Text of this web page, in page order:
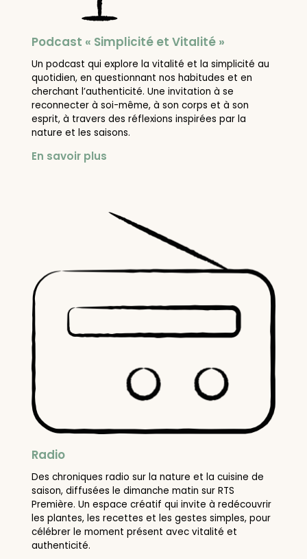
Podcast « Simplicité et Vitalité »
Un podcast qui explore la vitalité et la simplicité au
quotidien, en questionnant nos habitudes et en
cherchant l’authenticité. Une invitation à se
reconnecter à soi-même, à son corps et à son
esprit, à travers des réflexions inspirées par la
nature et les saisons.
En savoir plus
Radio
Des chroniques radio sur la nature et la cuisine de
saison, diffusées le dimanche matin sur RTS
Première. Un espace créatif qui invite à redécouvrir
les plantes, les recettes et les gestes simples, pour
célébrer le moment présent avec vitalité et
authenticité.